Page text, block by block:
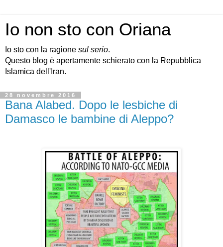
Io non sto con Oriana
Io sto con la ragione sul serio.
Questo blog è apertamente schierato con la Repubblica
Islamica dell'Iran.
28 novembre 2016
Bana Alabed. Dopo le lesbiche di
Damasco le bambine di Aleppo?